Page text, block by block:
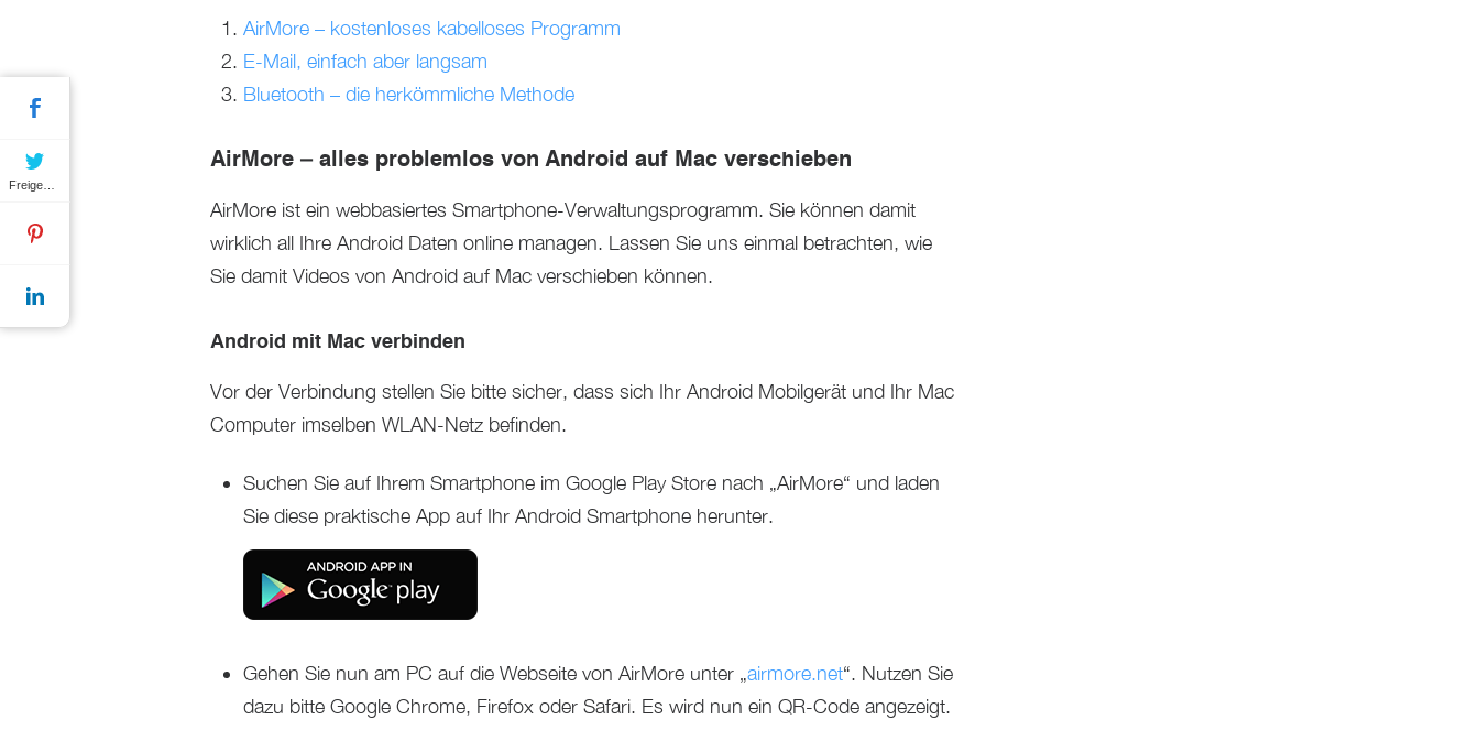
AirMore – kostenloses kabelloses Programm
E-Mail, einfach aber langsam
Bluetooth – die herkömmliche Methode
AirMore – alles problemlos von Android auf Mac verschieben
AirMore ist ein webbasiertes Smartphone-Verwaltungsprogramm. Sie können damit
wirklich all Ihre Android Daten online managen. Lassen Sie uns einmal betrachten, wie
Sie damit Videos von Android auf Mac verschieben können.
Android mit Mac verbinden
Vor der Verbindung stellen Sie bitte sicher, dass sich Ihr Android Mobilgerät und Ihr Mac
Computer imselben WLAN-Netz befinden.
Suchen Sie auf Ihrem Smartphone im Google Play Store nach „AirMore“ und laden
Sie diese praktische App auf Ihr Android Smartphone herunter.
Gehen Sie nun am PC auf die Webseite von AirMore unter „airmore.net“. Nutzen Sie
dazu bitte Google Chrome, Firefox oder Safari. Es wird nun ein QR-Code angezeigt.